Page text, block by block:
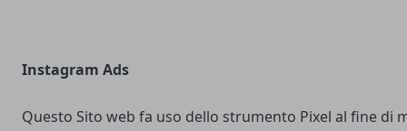
Instagram Ads
Questo Sito web fa uso dello strumento Pixel al fine di